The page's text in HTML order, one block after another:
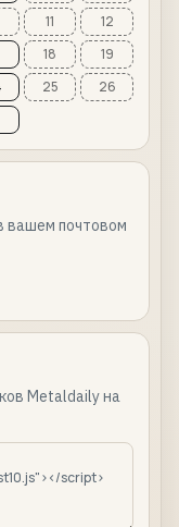
11
12
18
19
25
26
вашем почтовом
Metaldaily на